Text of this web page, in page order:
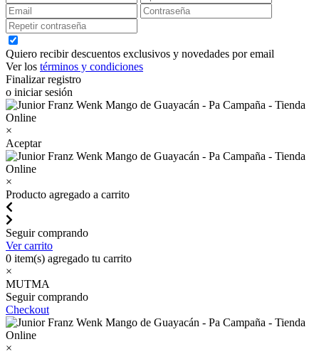
Quiero recibir descuentos exclusivos y novedades por email
Ver los términos y condiciones
Finalizar registro
o iniciar sesión
×
Aceptar
×
Producto agregado a carrito
Seguir comprando
Ver carrito
0 item(s) agregado tu carrito
×
MUTMA
Seguir comprando
Checkout
×